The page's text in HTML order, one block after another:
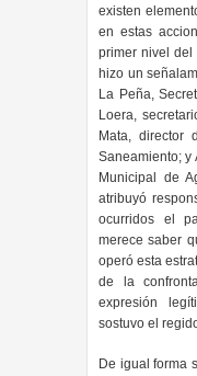
existen
en estas
primer nivel del
hizo un
La Peña,
Loera,
Mata, director
Saneamiento; y
Municipal de
atribuyó
ocurridos el
merece saber
operó esta
de la
expresión
sostuvo el
De igual forma